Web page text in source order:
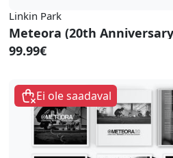
Linkin Park
99.99€
Ei ole saadaval